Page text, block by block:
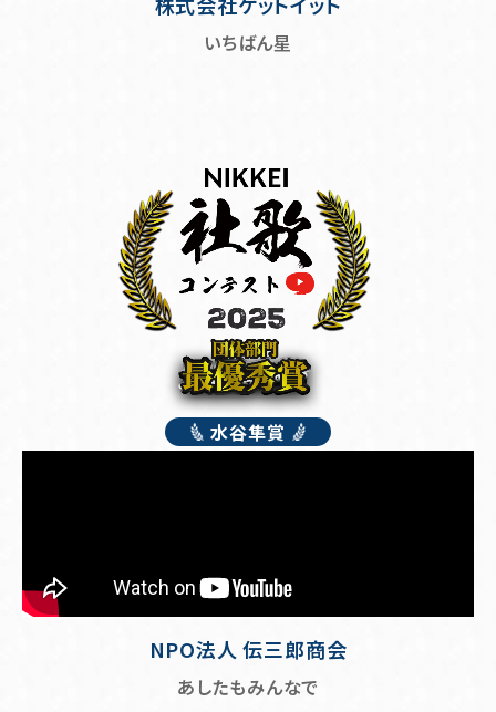
いちばん星
水谷隼賞
NPO法人 伝三郎商会
あしたもみんなで